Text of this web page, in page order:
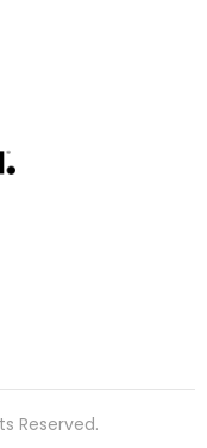
Reserved.